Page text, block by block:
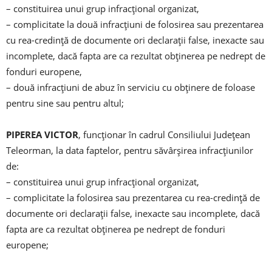
– constituirea unui grup infracțional organizat,
– complicitate la două infracțiuni de folosirea sau prezentarea
cu rea-credință de documente ori declarații false, inexacte sau
incomplete, dacă fapta are ca rezultat obținerea pe nedrept de
fonduri europene,
– două infracțiuni de abuz în serviciu cu obținere de foloase
pentru sine sau pentru altul;
PIPEREA VICTOR, funcționar în cadrul Consiliului Județean
Teleorman, la data faptelor, pentru săvârșirea infracțiunilor
de:
– constituirea unui grup infracțional organizat,
– complicitate la folosirea sau prezentarea cu rea-credință de
documente ori declarații false, inexacte sau incomplete, dacă
fapta are ca rezultat obținerea pe nedrept de fonduri
europene;